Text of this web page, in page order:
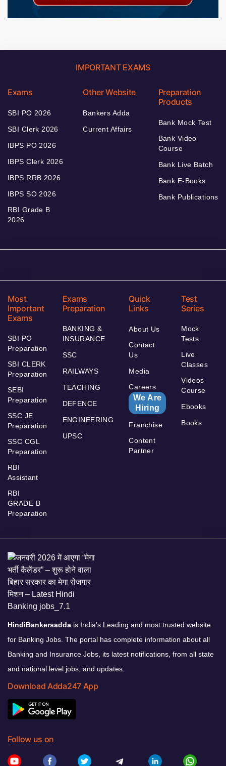
IMPORTANT EXAMS
Exams
SBI PO 2026
SBI Clerk 2026
IBPS PO 2026
IBPS Clerk 2026
IBPS RRB 2026
IBPS SO 2026
RBI Grade B
2026
Other Website
Bankers Adda
Current Affairs
Preparation
Products
Bank Mock Test
Bank Video
Course
Bank Live Batch
Bank E-Books
Bank Publications
Most
Important
Exams
SBI PO
Preparation
SBI CLERK
Preparation
SEBI
Preparation
SSC JE
Preparation
SSC CGL
Preparation
RBI
Assistant
RBI
GRADE B
Preparation
Exams
Preparation
BANKING &
INSURANCE
SSC
RAILWAYS
TEACHING
DEFENCE
ENGINEERING
UPSC
Quick
Links
About Us
Contact
Us
Media
Careers
We Are
Hiring
Franchise
Content
Partner
Test
Series
Mock
Tests
Live
Classes
Videos
Course
Ebooks
Books
HindiBankersadda is India’s Leading and most trusted website
for Banking Jobs. The portal has complete information about all
Banking and Insurance Jobs, its latest notifications, from all state
and national level jobs, and updates.
Download Adda247 App
Follow us on